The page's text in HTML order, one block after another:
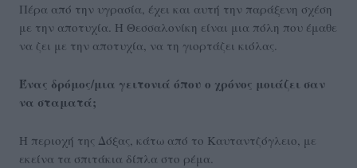
Πέρα από την υγρασία, έχει και αυτή την παράξενη σχέση
με την αποτυχία. Η Θεσσαλονίκη είναι μια πόλη που έμαθε
να ζει με την αποτυχία, να τη γιορτάζει κιόλας.
Ένας δρόμος/μια γειτονιά όπου ο χρόνος μοιάζει σαν
να σταματά;
Η περιοχή της Δόξας, κάτω από το Καυταντζόγλειο, με
εκείνα τα σπιτάκια δίπλα στο ρέμα.